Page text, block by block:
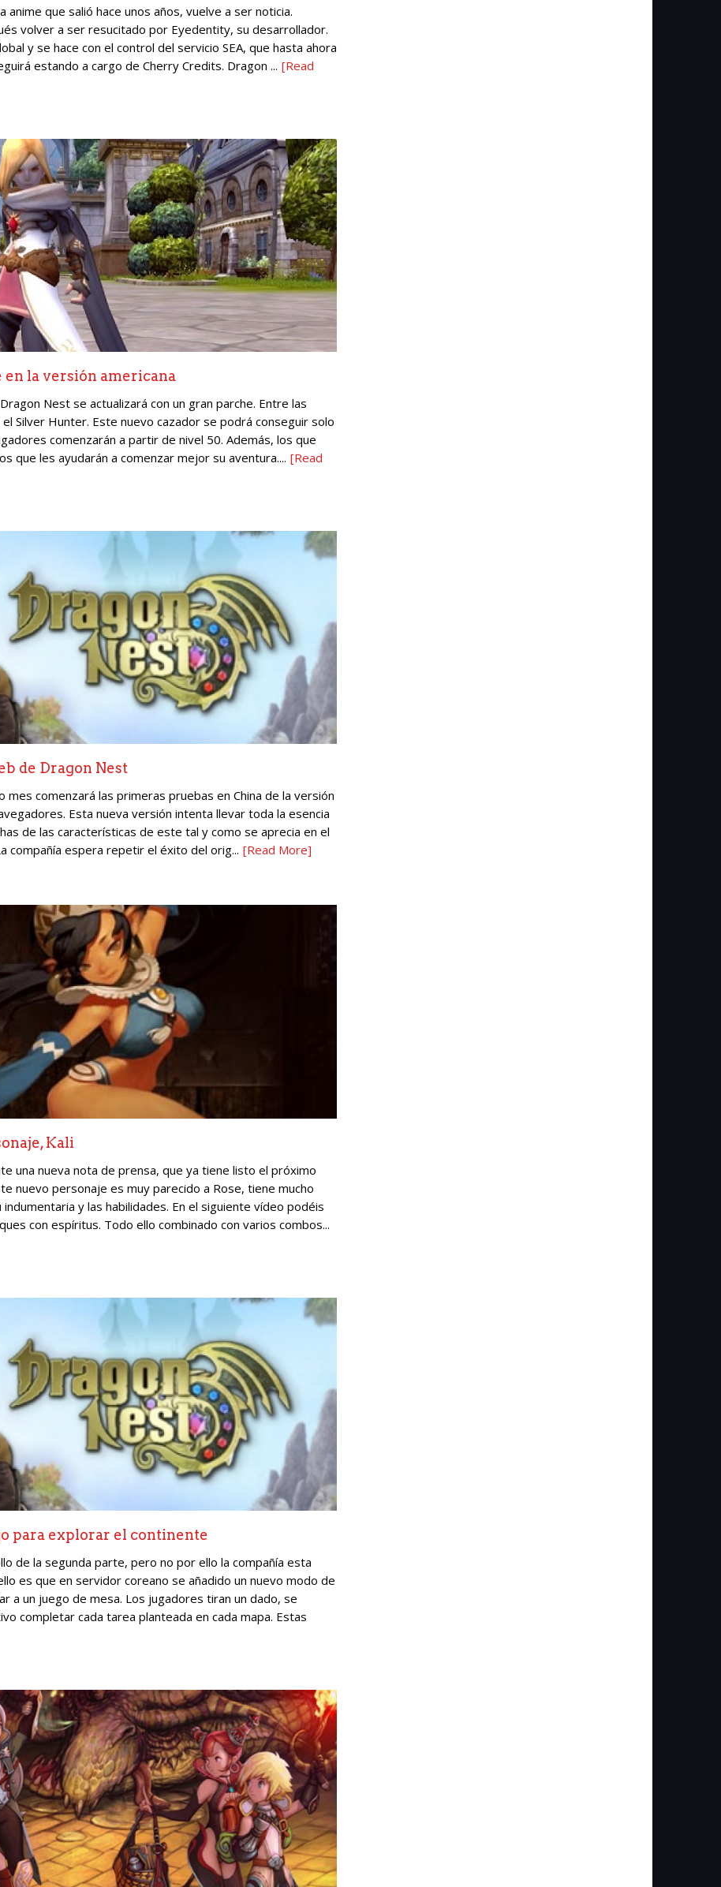
que salió hace unos años, vuelve a ser noticia.
volver a ser resucitado por Eyedentity, su desarrollador.
y se hace con el control del servicio SEA, que hasta ahora
estando a cargo de Cherry Credits. Dragon ... [Read
en la versión americana
Nest se actualizará con un gran parche. Entre las
Silver Hunter. Este nuevo cazador se podrá conseguir solo
comenzarán a partir de nivel 50. Además, los que
que les ayudarán a comenzar mejor su aventura.... [Read
de Dragon Nest
mes comenzará las primeras pruebas en China de la versión
Esta nueva versión intenta llevar toda la esencia
de las características de este tal y como se aprecia en el
compañía espera repetir el éxito del orig... [Read More]
Kali
una nueva nota de prensa, que ya tiene listo el próximo
nuevo personaje es muy parecido a Rose, tiene mucho
y las habilidades. En el siguiente vídeo podéis
con espíritus. Todo ello combinado con varios combos...
para explorar el continente
de la segunda parte, pero no por ello la compañía esta
es que en servidor coreano se añadido un nuevo modo de
a un juego de mesa. Los jugadores tiran un dado, se
completar cada tarea planteada en cada mapa. Estas